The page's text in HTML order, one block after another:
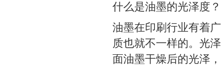
什么是油墨的光泽度？
油墨在印刷行业有着
质也就不一样的。光
面油墨干燥后的光泽